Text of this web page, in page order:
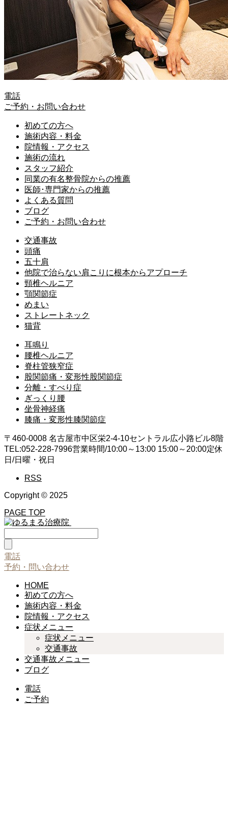
電話
ご予約・お問い合わせ
初めての方へ
施術内容・料金
院情報・アクセス
施術の流れ
スタッフ紹介
同業の有名整骨院からの推薦
医師･専門家からの推薦
よくある質問
ブログ
ご予約・お問い合わせ
交通事故
頭痛
五十肩
他院で治らない肩こりに根本からアプローチ
頸椎ヘルニア
顎関節症
めまい
ストレートネック
猫背
耳鳴り
腰椎ヘルニア
脊柱管狭窄症
股関節痛・変形性股関節症
分離・すべり症
ぎっくり腰
坐骨神経痛
膝痛・変形性膝関節症
〒460-0008 名古屋市中区栄2-4-10セントラル広小路ビル8階
TEL:052-228-7996営業時間/10:00～13:00 15:00～20:00定休
日/日曜・祝日
RSS
Copyright © 2025
PAGE TOP
電話
予約・問い合わせ
HOME
初めての方へ
施術内容・料金
院情報・アクセス
症状メニュー
症状メニュー
交通事故
交通事故メニュー
ブログ
電話
ご予約